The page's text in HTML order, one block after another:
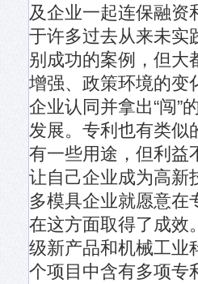
及企业一起连保融资
于许多过去从来未实
别成功的案例，但大
增强、政策环境的变
企业认同并拿出“闯”
发展。专利也有类似
有一些用途，但利益
让自己企业成为高新
多模具企业就愿意在
在这方面取得了成效
级新产品和机械工业
个项目中含有多项专